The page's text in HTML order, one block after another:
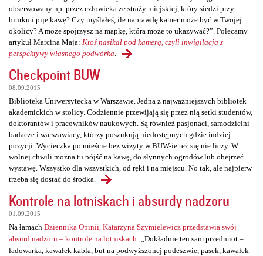
obserwowany np. przez człowieka ze straży miejskiej, który siedzi przy
biurku i pije kawę? Czy myślałeś, ile naprawdę kamer może być w Twojej
okolicy? A może spojrzysz na mapkę, która może to ukazywać?”. Polecamy
artykuł Marcina Maja: Ktoś nasikał pod kamerą, czyli inwigilacja z
perspektywy własnego podwórka
Checkpoint BUW
08.09.2015
Biblioteka Uniwersytecka w Warszawie. Jedna z najważniejszych bibliotek
akademickich w stolicy. Codziennie przewijają się przez nią setki studentów,
doktorantów i pracowników naukowych. Są również pasjonaci, samodzielni
badacze i warszawiacy, którzy poszukują niedostępnych gdzie indziej
pozycji. Wycieczka po mieście bez wizyty w BUW-ie też się nie liczy. W
wolnej chwili można tu pójść na kawę, do słynnych ogrodów lub obejrzeć
wystawę. Wszystko dla wszystkich, od ręki i na miejscu. No tak, ale najpierw
trzeba się dostać do środka.
Kontrole na lotniskach i absurdy nadzoru
01.09.2015
Na łamach Dziennika Opinii, Katarzyna Szymielewicz przedstawia swój
absurd nadzoru – kontrole na lotniskach: „Dokładnie ten sam przedmiot –
ładowarka, kawałek kabla, but na podwyższonej podeszwie, pasek, kawałek